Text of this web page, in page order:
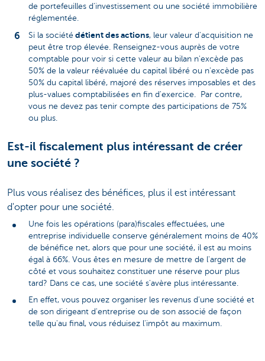
de portefeuilles d'investissement ou une société immobilière
réglementée.
Si la société détient des actions, leur valeur d'acquisition ne
peut être trop élevée. Renseignez-vous auprès de votre
comptable pour voir si cette valeur au bilan n'excède pas
50% de la valeur réévaluée du capital libéré ou n'excède pas
50% du capital libéré, majoré des réserves imposables et des
plus-values comptabilisées en fin d'exercice. Par contre,
vous ne devez pas tenir compte des participations de 75%
ou plus.
Est-il fiscalement plus intéressant de créer
une société ?
Plus vous réalisez des bénéfices, plus il est intéressant
d'opter pour une société.
Une fois les opérations (para)fiscales effectuées, une
entreprise individuelle conserve généralement moins de 40%
de bénéfice net, alors que pour une société, il est au moins
égal à 66%. Vous êtes en mesure de mettre de l'argent de
côté et vous souhaitez constituer une réserve pour plus
tard? Dans ce cas, une société s'avère plus intéressante.
En effet, vous pouvez organiser les revenus d'une société et
de son dirigeant d'entreprise ou de son associé de façon
telle qu'au final, vous réduisez l'impôt au maximum.